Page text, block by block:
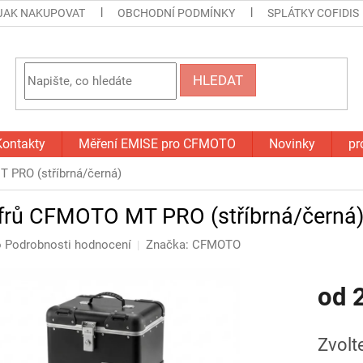
NAKUPOVAT OBCHODNÍ PODMÍNKY SPLÁTKY COFIDIS
HLEDAT
Měření EMISE pro CFMOTO Novinky
PRO (stříbrná/černá)
CFMOTO MT PRO (stříbrná/černá)
Podrobnosti hodnocení Značka: CFMOTO
od
cena: